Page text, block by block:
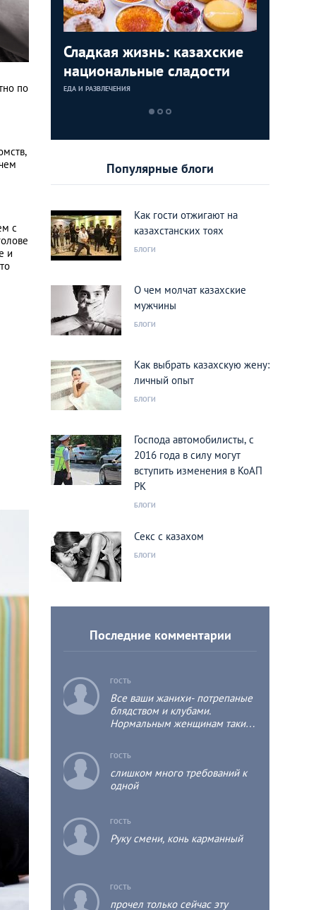
по
с
и
Сладкая жизнь: казахские
национальные сладости
ЕДА И РАЗВЛЕЧЕНИЯ
Популярные блоги
Как гости отжигают на
казахстанских тоях
БЛОГИ
О чем молчат казахские
мужчины
БЛОГИ
Как выбрать казахскую жену:
личный опыт
БЛОГИ
Господа автомобилисты, с
2016 года в силу могут
вступить изменения в КоАП
РК
БЛОГИ
Секс с казахом
БЛОГИ
Последние комментарии
c ГОСТЬ
Все ваши жанихи- потрепаные
блядством и клубами.
Нормальным женщинам такие
выходят за муж за итальянцев,
французов, турков. А эти
потрепыши заводят себе
по прежнему на тусе, а дома
чисто.
c ГОСТЬ
слишком много требований к
одной
c ГОСТЬ
Руку смени, конь карманный
ГОСТЬ
прочел только сейчас эту